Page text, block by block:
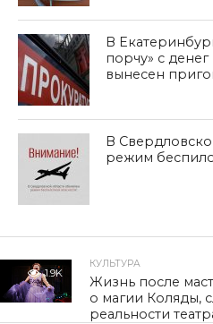
В
порчу» с
вынесен
В
режим
1.9K
КУЛЬТУРА
Жизнь после
о магии Коляды,
реальности